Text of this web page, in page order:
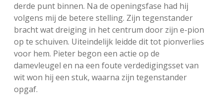
derde punt binnen. Na de openingsfase had hij
volgens mij de betere stelling. Zijn tegenstander
bracht wat dreiging in het centrum door zijn e-pion
op te schuiven. Uiteindelijk leidde dit tot pionverlies
voor hem. Pieter begon een actie op de
damevleugel en na een foute verdedigingsset van
wit won hij een stuk, waarna zijn tegenstander
opgaf.